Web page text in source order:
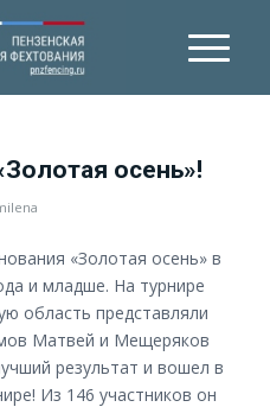
осень»!
«Золотая осень» в
и младше. На турнире
область представляли
Матвей и Мещеряков
результат и вошел в
Из 146 участников он